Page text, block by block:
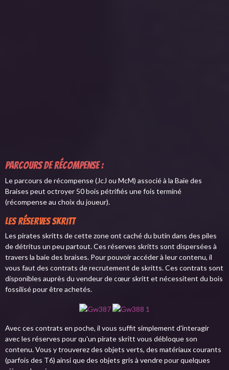
Parcours de récompense :
Le parcours de récompense (JcJ ou McM) associé à la Baie des
Braises peut octroyer 50 bois pétrifiés une fois terminé
(récompense au choix du joueur).
Les réserves skritt
Les pirates skritts de cette zone ont caché du butin dans des piles
de détritus un peu partout. Ces réserves skritts sont dispersées à
travers la baie des braises. Pour pouvoir accéder à leur contenu, il
vous faut des contrats de recrutement de skritts. Ces contrats sont
disponibles auprès du vendeur de cœur skritt et nécessitent du bois
fossilisé pour être achetés.
Avec ces contrats en poche, il vous suffit simplement d'interagir
avec les réserves pour qu'un pirate skritt vous débloque son
contenu. Vous y trouverez des objets verts, des matériaux courants
(parfois des T6) ainsi que des objets gris à vendre pour quelques